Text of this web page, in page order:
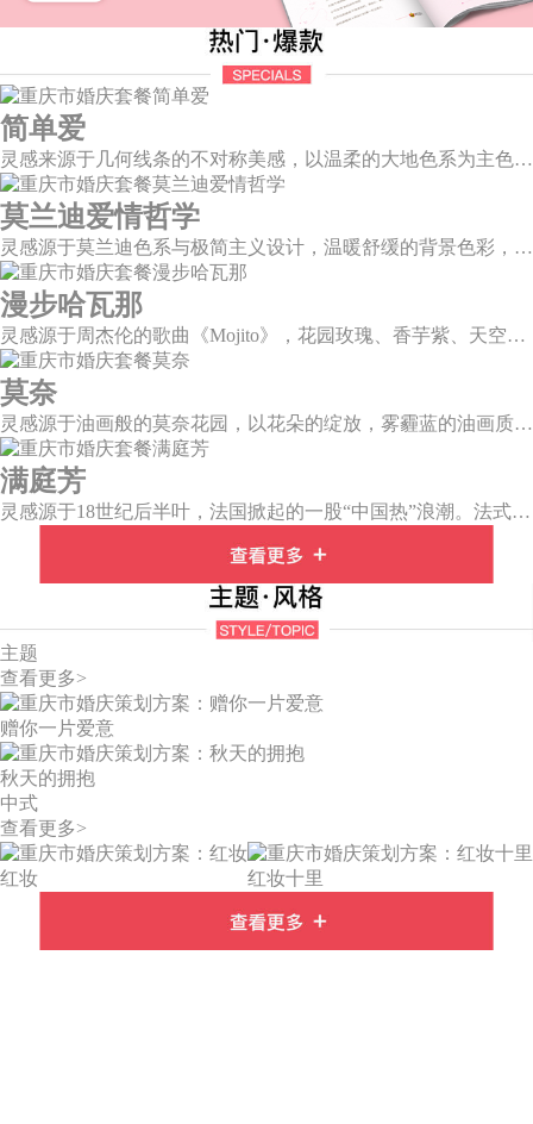
简单爱
灵感来源于几何线条的不对称美感，以温柔的大地色系为主色调，空间上，利用几何线条进行完美切割，配以柔和色系的花艺点缀，构造了一个温馨柔和、清新复古的空间。
莫兰迪爱情哲学
灵感源于莫兰迪色系与极简主义设计，温暖舒缓的背景色彩，搭配色彩妍丽的花艺，与现代简约的曲面背景，构筑一个温柔宁静、格调高雅的空间。
漫步哈瓦那
灵感源于周杰伦的歌曲《Mojito》，花园玫瑰、香芋紫、天空蓝等色彩碰撞出的热带风情，在多层次空间下大方异域光彩。因为遇见了爱情，整个世界都变得五彩斑斓。
莫奈
灵感源于油画般的莫奈花园，以花朵的绽放，雾霾蓝的油画质感打造，簇拥着花房的精美花艺点缀。在这幽静美好的方寸之地，浪漫正在生长和蔓延，直至永恒。
满庭芳
灵感源于18世纪后半叶，法国掀起的一股“中国热”浪潮。法式华贵糅合了中国风，中西文化元素的精彩碰撞，打造一座绚烂的复古花园，让浪漫婚礼增添了一份优雅气质。
主题
查看更多>
赠你一片爱意
秋天的拥抱
中式
查看更多>
红妆 红妆十里